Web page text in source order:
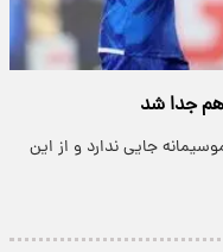
هم جدا شد
جایی ندارد و از این